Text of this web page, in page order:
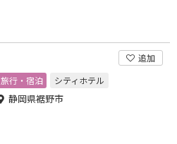
追加
旅行・宿泊
シティホテル
静岡県裾野市